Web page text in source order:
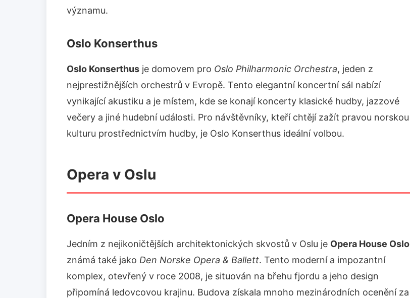
významu.
Oslo Konserthus
Oslo Konserthus je domovem pro Oslo Philharmonic Orchestra, jeden z
nejprestižnějších orchestrů v Evropě. Tento elegantní koncertní sál nabízí
vynikající akustiku a je místem, kde se konají koncerty klasické hudby, jazzové
večery a jiné hudební události. Pro návštěvníky, kteří chtějí zažít pravou norskou
kulturu prostřednictvím hudby, je Oslo Konserthus ideální volbou.
Opera v Oslu
Opera House Oslo
Jedním z nejikoničtějších architektonických skvostů v Oslu je Opera House Oslo
známá také jako Den Norske Opera & Ballett. Tento moderní a impozantní
komplex, otevřený v roce 2008, je situován na břehu fjordu a jeho design
připomíná ledovcovou krajinu. Budova získala mnoho mezinárodních ocenění za